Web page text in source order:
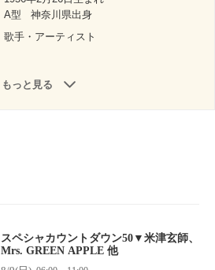
A型
神奈川県出身
歌手・アーティスト
もっと見る
スペシャカウントダウン50▼米津玄師、
Mrs. GREEN APPLE 他